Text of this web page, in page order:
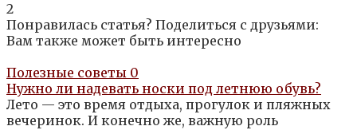
2
Понравилась статья? Поделиться с друзьями:
Вам также может быть интересно
Полезные советы 0
Нужно ли надевать носки под летнюю обувь?
Лето — это время отдыха, прогулок и пляжных
вечеринок. И конечно же, важную роль